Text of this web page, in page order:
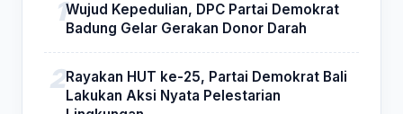
Wujud Kepedulian, DPC Partai Demokrat
Badung Gelar Gerakan Donor Darah
Rayakan HUT ke-25, Partai Demokrat Bali
Lakukan Aksi Nyata Pelestarian